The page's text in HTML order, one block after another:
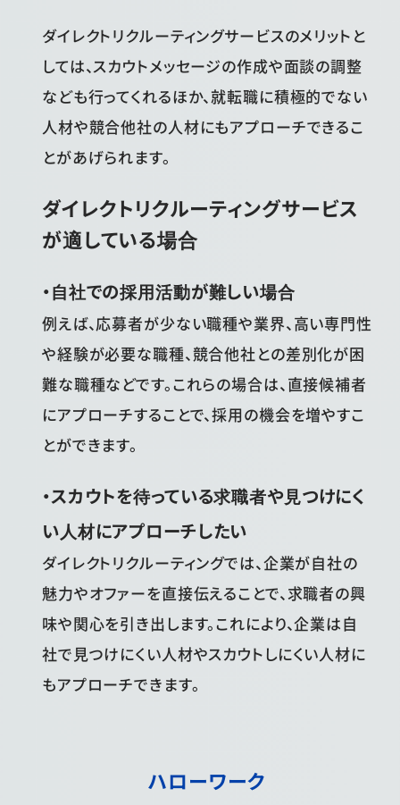
ダイレクトリクルーティングサービスのメリットと
しては、スカウトメッセージの作成や面談の調整
なども行ってくれるほか、就転職に積極的でない
人材や競合他社の人材にもアプローチできるこ
とがあげられます。
ダイレクトリクルーティングサービス
が適している場合
・自社での採用活動が難しい場合
例えば、応募者が少ない職種や業界、高い専門性
や経験が必要な職種、競合他社との差別化が困
難な職種などです。これらの場合は、直接候補者
にアプローチすることで、採用の機会を増やすこ
とができます。
・スカウトを待っている求職者や見つけにく
い人材にアプローチしたい
ダイレクトリクルーティングでは、企業が自社の
魅力やオファーを直接伝えることで、求職者の興
味や関心を引き出します。これにより、企業は自
社で見つけにくい人材やスカウトしにくい人材に
もアプローチできます。
ハローワーク